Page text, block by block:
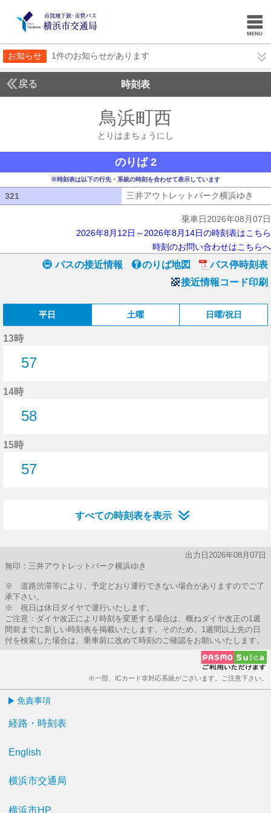
お知らせ 1件のお知らせがあります
戻る 時刻表
鳥浜町西
とりはまちょうにし
のりば 2
※時刻表は以下の行先・系統の時刻を合わせて表示しています
321 三井アウトレットパーク横浜ゆき
乗車日2026年08月07日
2026年8月12日～2026年8月14日の時刻表はこちら
時刻のお問い合わせはこちらへ
バスの接近情報 のりば地図
バス停時刻表
接近情報コード印刷
平日 土曜 日曜/祝日
13時
57
14時
58
15時
57
すべての時刻表を表示
出力日2026年08月07日
無印：三井アウトレットパーク横浜ゆき
※ 道路渋滞等により、予定どおり運行できない場合がありますのでご了
承下さい。
※ 祝日は休日ダイヤで運行いたします。
ご注意：ダイヤ改正により時刻を変更する場合は、概ねダイヤ改正の1週
間前までに新しい時刻表を掲載いたします。そのため、1週間以上先の日
付を検索した場合は、乗車前に改めて時刻のご確認をお願いいたします。
※一部、ICカード非対応系統がございます。ご注意下さい。
免責事項
経路・時刻表
English
横浜市交通局
横浜市HP